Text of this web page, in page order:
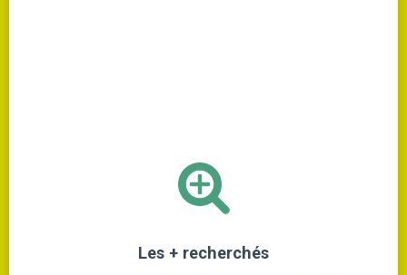
Les + recherchés